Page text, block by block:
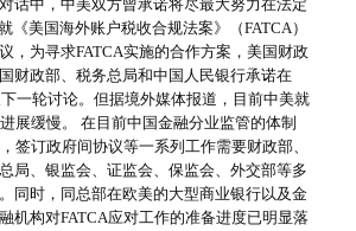
话中，中美双方曾承诺将尽最大努力在法定
《美国海外账户税收合规法案》（FATCA）
，为寻求FATCA实施的合作方案，美国财政
财政部、税务总局和中国人民银行承诺在
一轮讨论。但据境外媒体报道，目前中美就
展缓慢。 在目前中国金融分业监管的体制
签订政府间协议等一系列工作需要财政部、
局、银监会、证监会、保监会、外交部等多
同时，同总部在欧美的大型商业银行以及金
机构对FATCA应对工作的准备进度已明显落